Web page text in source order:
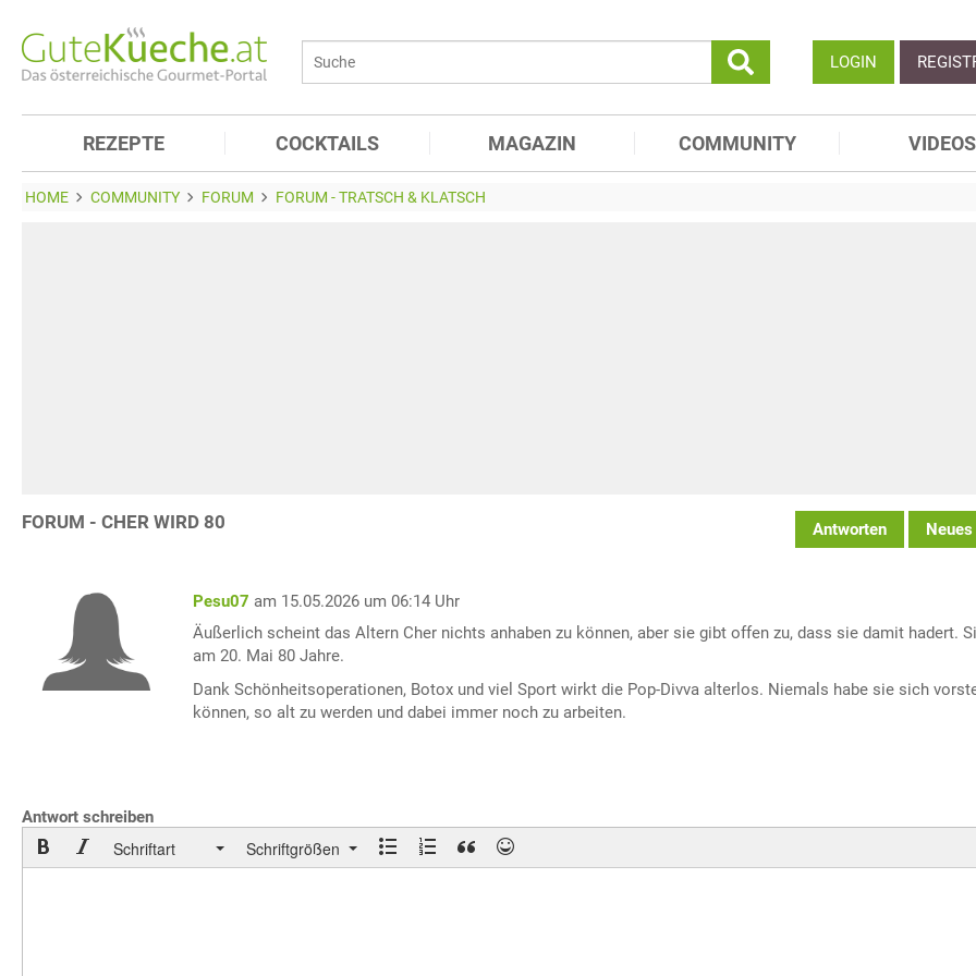
LOGIN
REZEPTE COCKTAILS MAGAZIN COMMUNITY VIDEOS
HOME COMMUNITY FORUM FORUM - TRATSCH & KLATSCH
FORUM - CHER WIRD 80 Antworten
Pesu07 am 15.05.2026 um 06:14 Uhr
Äußerlich scheint das Altern Cher nichts anhaben zu können, aber sie gibt offen zu, dass sie damit hadert.
am 20. Mai 80 Jahre.
Dank Schönheitsoperationen, Botox und viel Sport wirkt die Pop-Divva alterlos. Niemals habe sie sich
können, so alt zu werden und dabei immer noch zu arbeiten.
Antwort schreiben
Schriftart Schriftgrößen